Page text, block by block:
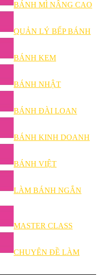
BÁNH MÌ NÂNG CAO
QUẢN LÝ BẾP BÁNH
BÁNH KEM
BÁNH NHẬT
BÁNH ĐÀI LOAN
BÁNH KINH DOANH
BÁNH VIỆT
LÀM BÁNH NGẮN
MASTER CLASS
CHUYÊN ĐỀ LÀM